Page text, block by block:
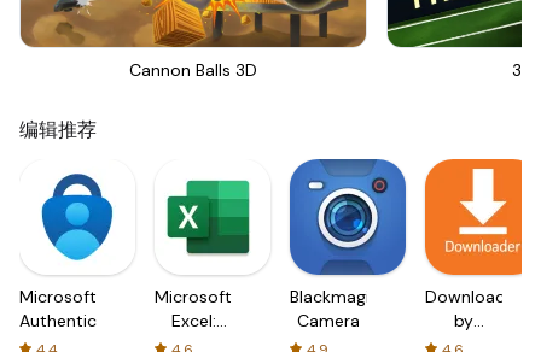
Cannon Balls 3D 3D
编辑推荐
Microsoft
Authenticator
Microsoft
Excel:
Spreadsheets
Blackmagic
Camera
Downloader
by
AFTVnews